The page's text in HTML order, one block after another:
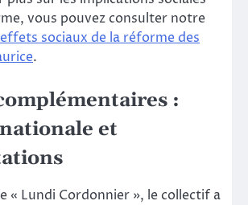
vous pouvez consulter notre
effets sociaux de la réforme des
.
:
et
« Lundi Cordonnier », le collectif a